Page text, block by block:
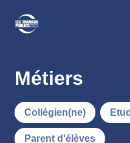
Métiers
Collégien(ne)
Parent d'élèves